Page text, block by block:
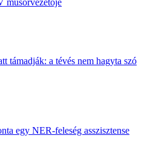
műsorvezetője
támadják: a tévés nem hagyta szó
egy NER-feleség asszisztense